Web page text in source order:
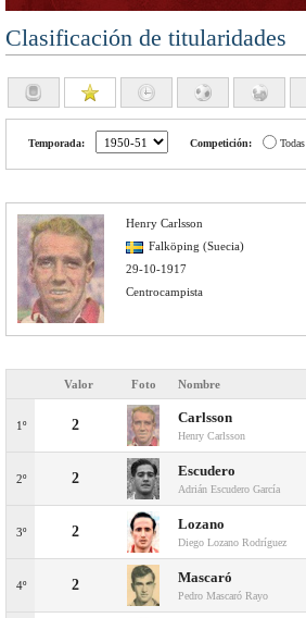
Clasificación de titularidades
Temporada: Competición: Todas
Henry Carlsson
Falköping (Suecia)
29-10-1917
Centrocampista
Valor Foto Nombre
1º 2 Carlsson
Henry Carlsson
2º 2 Escudero
Adrián Escudero García
3º 2 Lozano
Diego Lozano Rodríguez
4º 2 Mascaró
Pedro Mascaró Rayo